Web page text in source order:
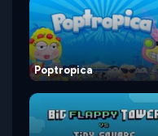
Poptropica